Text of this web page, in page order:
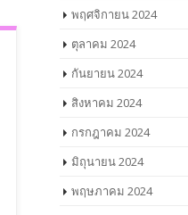
พฤศจิกายน 2024
ตุลาคม 2024
กันยายน 2024
สิงหาคม 2024
กรกฎาคม 2024
มิถุนายน 2024
พฤษภาคม 2024